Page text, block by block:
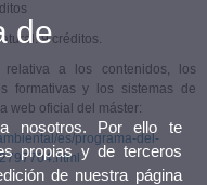
9 créditos.
a los contenidos, los
formativas y los sistemas de
web oficial del máster:
es/programa-del-
de
nosotros. Por ello te
propias y de terceros
de nuestra página